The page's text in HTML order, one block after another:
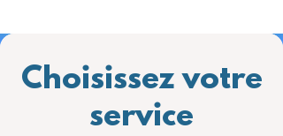
Choisissez votre
service